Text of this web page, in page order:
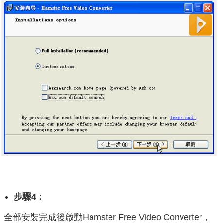
步驟4：
全部安裝完成後啟動Hamster Free Video Converter，